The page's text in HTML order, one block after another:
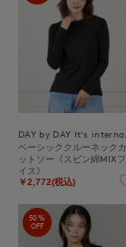
ベーシッククルーネックカ
ットソー《スビン綿MIX
イス》
￥2,772(税込)
50%
OFF